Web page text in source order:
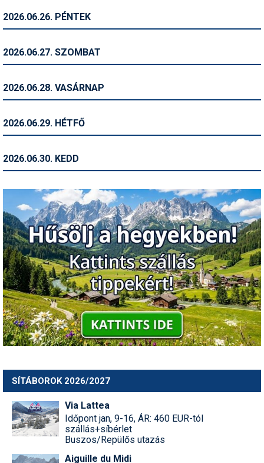
Utazási tippek
2026.06.26. PÉNTEK
2026.06.27. SZOMBAT
2026.06.28. VASÁRNAP
2026.06.29. HÉTFŐ
2026.06.30. KEDD
SÍTÁBOROK 2026/2027
Via Lattea
Időpont jan, 9-16, ÁR: 460 EUR-tól
szállás+síbérlet
Buszos/Repülős utazás
Aiguille du Midi